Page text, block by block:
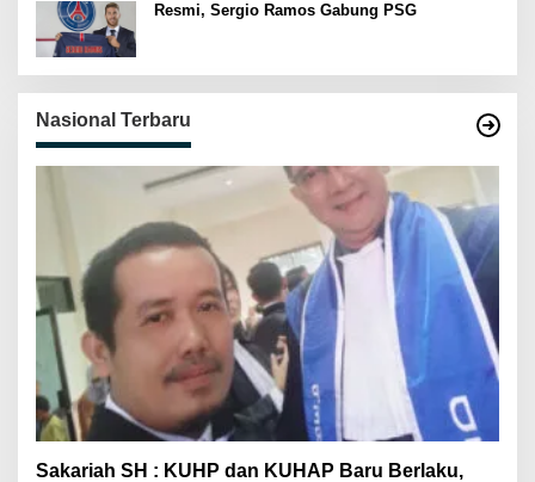
Resmi, Sergio Ramos Gabung PSG
Nasional Terbaru
Sakariah SH : KUHP dan KUHAP Baru Berlaku,